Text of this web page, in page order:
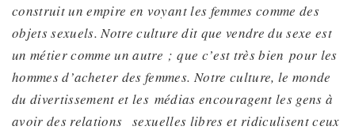
construit un empire en voyant les femmes comme des
objets sexuels. Notre culture dit que vendre du sexe est
un métier comme un autre ; que c’est très bien pour les
hommes d’acheter des femmes. Notre culture, le monde
du divertissement et les médias encouragent les gens à
avoir desrelations sexuelles libres et ridiculisent ceux